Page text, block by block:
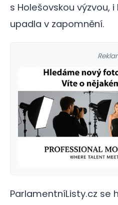
s Holešovskou výzvou,
upadla v zapomnění.
ParlamentníListy.cz se